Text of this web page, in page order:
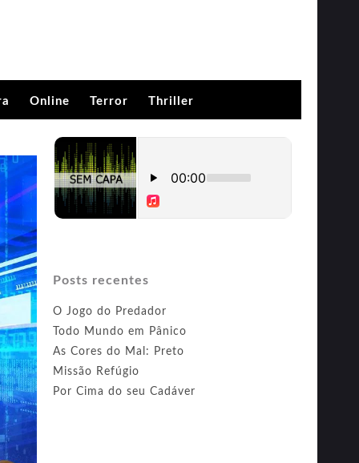
Online Terror Thriller
Posts recentes
O Jogo do Predador
Todo Mundo em Pânico
As Cores do Mal: Preto
Missão Refúgio
Por Cima do seu Cadáver